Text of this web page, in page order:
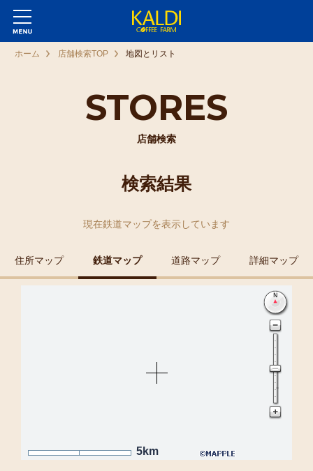
STORES
店舗検索
ホーム 店舗検索TOP 地図とリスト
検索結果
現在鉄道マップを表示しています
住所マップ 鉄道マップ 道路マップ 詳細マップ
5km